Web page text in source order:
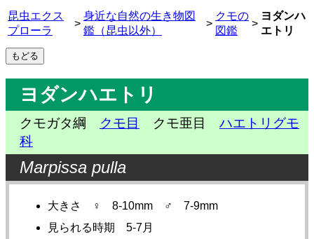
昆虫エクス
プローラ
>
身近な自然の生き物図
鑑（昆虫以外）
>
クモの
図鑑
>
ヨダンハ
エトリ
ヨダンハエトリ
クモガタ綱 クモ目 クモ亜目 ハエトリグモ
科
Marpissa pulla
大きさ ♀ 8-10mm ♂ 7-9mm
見られる時期 5-7月